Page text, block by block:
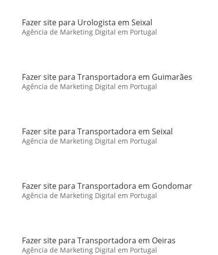
Fazer site para Urologista em Seixal
Agência de Marketing Digital em Portugal
Fazer site para Transportadora em Guimarães
Agência de Marketing Digital em Portugal
Fazer site para Transportadora em Seixal
Agência de Marketing Digital em Portugal
Fazer site para Transportadora em Gondomar
Agência de Marketing Digital em Portugal
Fazer site para Transportadora em Oeiras
Agência de Marketing Digital em Portugal